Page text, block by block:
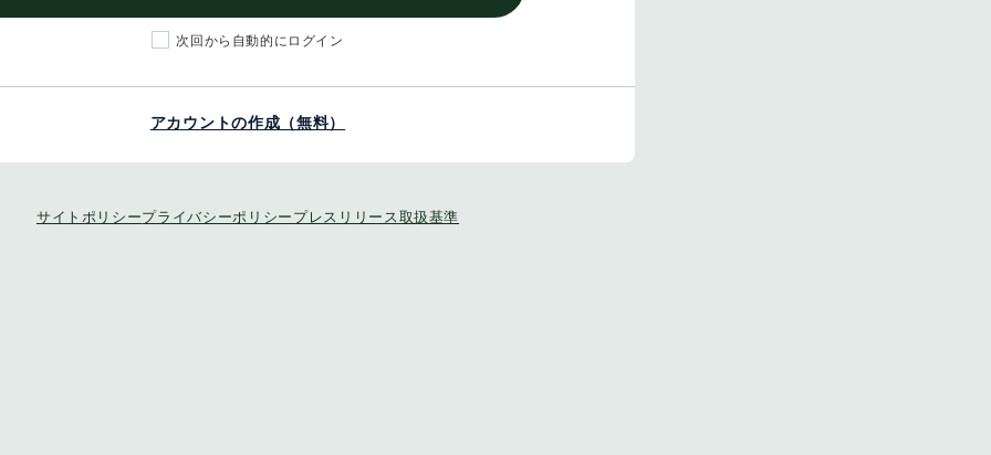
次回から自動的にログイン
アカウントの作成（無料）
サイトポリシープライバシーポリシー プレスリリース取扱基準